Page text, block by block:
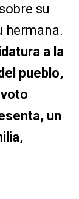
su
hermana.
a la
pueblo,
un